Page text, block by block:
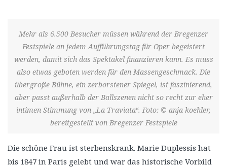
Mehr als 6.500 Besucher müssen während der Bregenzer
Festspiele an jedem Aufführungstag für Oper begeistert
werden, damit sich das Spektakel finanzieren kann. Es muss
also etwas geboten werden für den Massengeschmack. Die
übergroße Bühne, ein zerborstener Spiegel, ist faszinierend,
aber passt außerhalb der Ballszenen nicht so recht zur eher
intimen Stimmung von „La Traviata“. Foto: © anja koehler,
bereitgestellt von Bregenzer Festspiele
Die schöne Frau ist sterbenskrank. Marie Duplessis hat
bis 1847 in Paris gelebt und war das historische Vorbild